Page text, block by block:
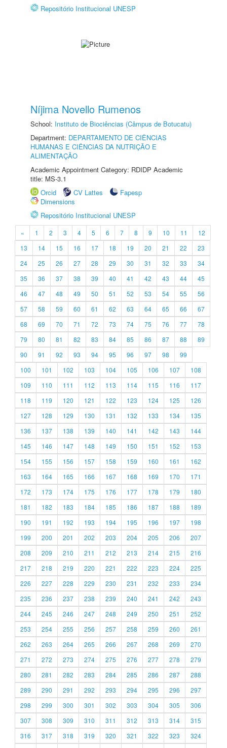
Repositório Institucional UNESP
Níjima Novello Rumenos
School: Instituto de Biociências (Câmpus de Botucatu)
Department: DEPARTAMENTO DE CIÊNCIAS
HUMANAS E CIÊNCIAS DA NUTRIÇÃO E
ALIMENTAÇÃO
Academic Appointment Category: RDIDP Academic
title: MS-3.1
Orcid
CV Lattes
Fapesp
Dimensions
Repositório Institucional UNESP
« 1 2 3 4 5 6 7 8 9 10 11
12
13
14 15 16 17 18 19 20 21 22
23
24
25 26 27 28 29 30 31 32 33
34
35
36 37 38 39 40 41 42 43 44
45
46
47 48 49 50 51 52 53 54 55
56
57
58 59 60 61 62 63 64 65 66
67
68
69 70 71 72 73 74 75 76 77
78
79
80 81 82 83 84 85 86 87 88
89
90
91 92 93 94 95 96 97 98
99
100
101 102 103 104 105 106 107
108
109
110 111 112 113 114 115 116
117
118
119 120 121 122 123 124 125
126
127
128 129 130 131 132 133 134
135
136
137 138 139 140 141 142 143
144
145
146 147 148 149 150 151 152
153
154
155 156 157 158 159 160 161
162
163
164 165 166 167 168 169 170
171
172
173 174 175 176 177 178 179
180
181
182 183 184 185 186 187 188
189
190
191 192 193 194 195 196 197
198
199
200 201 202 203 204 205 206
207
208
209 210 211 212 213 214 215
216
217
218 219 220 221 222 223 224
225
226
227 228 229 230 231 232 233
234
235
236 237 238 239 240 241 242
243
244
245 246 247 248 249 250 251
252
253
254 255 256 257 258 259 260
261
262
263 264 265 266 267 268 269
270
271
272 273 274 275 276 277 278
279
280
281 282 283 284 285 286 287
288
289
290 291 292 293 294 295 296
297
298
299 300 301 302 303 304 305
306
307
308 309 310 311 312 313 314
315
316
317 318 319 320 321 322 323
324